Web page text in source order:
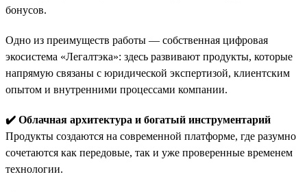
бонусов.
Одно из преимуществ работы — собственная цифровая
экосистема «Легалтэка»: здесь развивают продукты, которые
напрямую связаны с юридической экспертизой, клиентским
опытом и внутренними процессами компании.
✔️ Облачная архитектура и богатый инструментарий
Продукты создаются на современной платформе, где разумно
сочетаются как передовые, так и уже проверенные временем
технологии.